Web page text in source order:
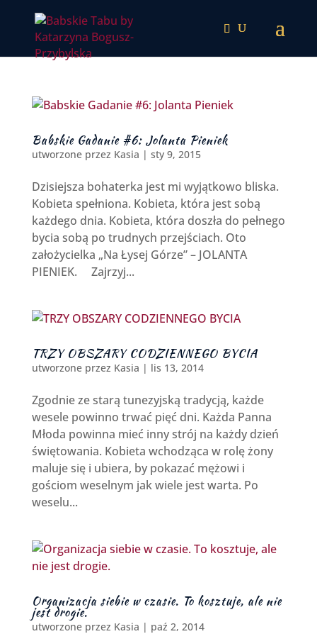
Babskie Gadanie #6: Jolanta Pieniek
utworzone przez Kasia | sty 9, 2015
Dzisiejsza bohaterka jest mi wyjątkowo bliska.
Kobieta spełniona. Kobieta, która jest sobą
każdego dnia. Kobieta, która doszła do pełnego
bycia sobą po trudnych przejściach. Oto
założycielka „Na Łysej Górze” – JOLANTA
PIENIEK. Zajrzyj...
TRZY OBSZARY CODZIENNEGO BYCIA
utworzone przez Kasia | lis 13, 2014
Zgodnie ze starą tunezyjską tradycją, każde
wesele powinno trwać pięć dni. Każda Panna
Młoda powinna mieć inny strój na każdy dzień
świętowania. Kobieta wchodząca w rolę żony
maluje się i ubiera, by pokazać mężowi i
gościom weselnym jak wiele jest warta. Po
weselu...
Organizacja siebie w czasie. To kosztuje, ale nie
jest drogie.
utworzone przez Kasia | paź 2, 2014